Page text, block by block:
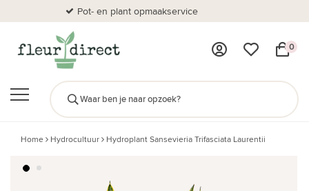
Pot- en plant opmaakservice
0
Home Hydrocultuur Hydroplant Sansevieria Trifasciata Laurentii